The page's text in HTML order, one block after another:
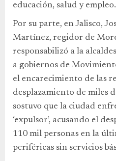
educación, salud y empleo.
Por su parte, en Jalisco,
Martínez, regidor de
responsabilizó a la
a gobiernos de
el encarecimiento de las
desplazamiento de miles
sostuvo que la ciudad
‘expulsor’, acusando el
110 mil personas en la
periféricas sin servicios